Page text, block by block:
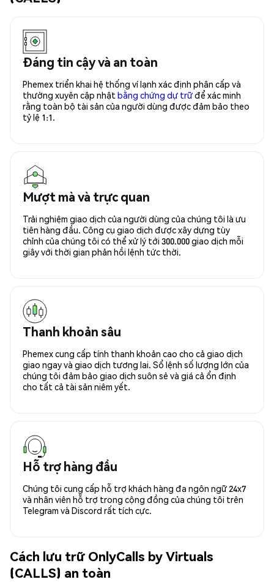
Đáng tin cậy và an toàn
Phemex triển khai hệ thống ví lạnh xác định phân cấp và
thường xuyên cập nhật bằng chứng dự trữđể xác minh
rằng toàn bộ tài sản của người dùng được đảm bảo theo
tỷ lệ 1:1.
Mượt mà và trực quan
Trải nghiệm giao dịch của người dùng của chúng tôi là ưu
tiên hàng đầu. Công cụ giao dịch được xây dựng tùy
chỉnh của chúng tôi có thể xử lý tới 300.000 giao dịch mỗi
giây với thời gian phản hồi lệnh tức thời.
Thanh khoản sâu
Phemex cung cấp tính thanh khoản cao cho cả giao dịch
giao ngay và giao dịch tương lai. Sổ lệnh số lượng lớn của
chúng tôi đảm bảo giao dịch suôn sẻ và giá cả ổn định
cho tất cả tài sản niêm yết.
Hỗ trợ hàng đầu
Chúng tôi cung cấp hỗ trợ khách hàng đa ngôn ngữ 24x7
và nhân viên hỗ trợ trong cộng đồng của chúng tôi trên
Telegram và Discord rất tích cực.
Cách lưu trữ OnlyCalls by Virtuals
(CALLS) an toàn